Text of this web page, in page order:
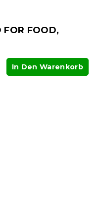
FOOD,
In Den Warenkorb